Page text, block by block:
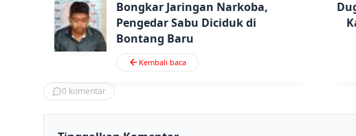
Bongkar Jaringan Narkoba,
Pengedar Sabu Diciduk di
Bontang Baru
Kembali baca
0 komentar